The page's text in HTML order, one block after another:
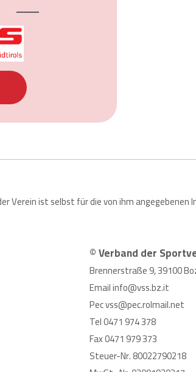
Verein ist selbst für die von ihm
© Verband der
Brennerstraße 9, 39100
Emailinfo@vss.bz.it
Pecvss@pec.rolmail.net
Tel0471 974 378
Fax 0471 979 373
Steuer-Nr. 80022790218